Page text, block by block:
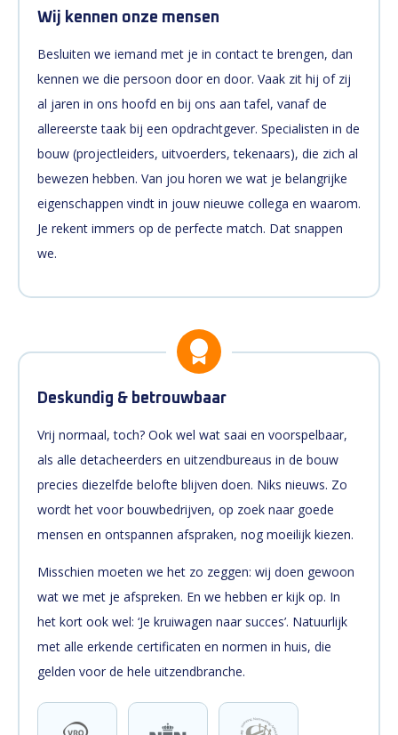
Wij kennen onze mensen
Besluiten we iemand met je in contact te brengen, dan
kennen we die persoon door en door. Vaak zit hij of zij
al jaren in ons hoofd en bij ons aan tafel, vanaf de
allereerste taak bij een opdrachtgever. Specialisten in de
bouw (projectleiders, uitvoerders, tekenaars), die zich al
bewezen hebben. Van jou horen we wat je belangrijke
eigenschappen vindt in jouw nieuwe collega en waarom.
Je rekent immers op de perfecte match. Dat snappen
we.
Deskundig & betrouwbaar
Vrij normaal, toch? Ook wel wat saai en voorspelbaar,
als alle detacheerders en uitzendbureaus in de bouw
precies diezelfde belofte blijven doen. Niks nieuws. Zo
wordt het voor bouwbedrijven, op zoek naar goede
mensen en ontspannen afspraken, nog moeilijk kiezen.
Misschien moeten we het zo zeggen: wij doen gewoon
wat we met je afspreken. En we hebben er kijk op. In
het kort ook wel: ‘Je kruiwagen naar succes’. Natuurlijk
met alle erkende certificaten en normen in huis, die
gelden voor de hele uitzendbranche.